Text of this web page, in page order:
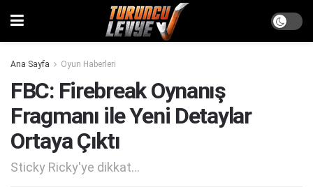
Ana Sayfa Oyun Haberleri
FBC: Firebreak Oynanış
Fragmanı ile Yeni Detaylar
Ortaya Çıktı
Sticky Ricky'ye dikkat...